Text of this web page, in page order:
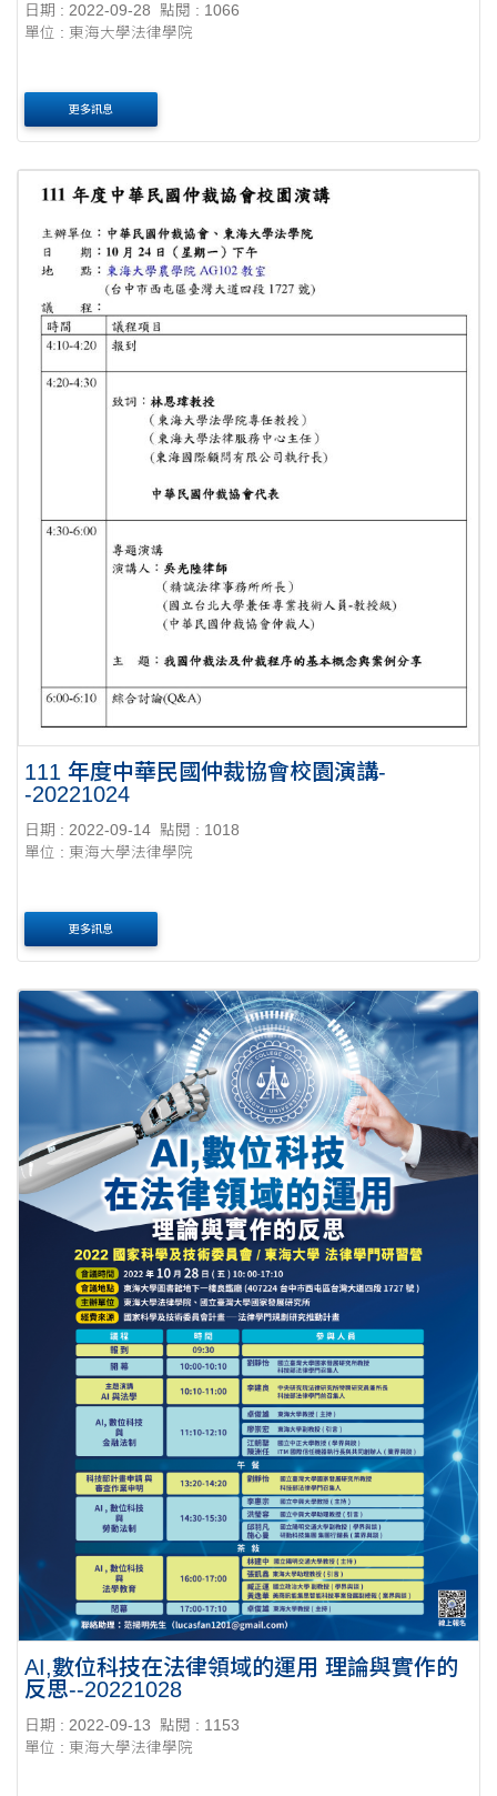
日期 : 2022-09-28
點閱 : 1066
單位 : 東海大學法律學院
更多訊息
111 年度中華民國仲裁協會校園演講-
-20221024
日期 : 2022-09-14 點閱 : 1018
單位 : 東海大學法律學院
更多訊息
AI,數位科技在法律領域的運用 理論與實作的
反思--20221028
日期 : 2022-09-13
點閱 : 1153
單位 : 東海大學法律學院